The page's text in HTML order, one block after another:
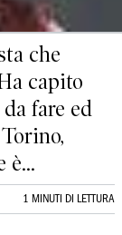
che
capito
fare ed
è...
1 MINUTI DI LETTURA